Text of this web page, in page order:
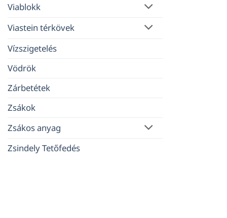
Viablokk
Viastein térkövek
Vízszigetelés
Vödrök
Zárbetétek
Zsákok
Zsákos anyag
Zsindely Tetőfedés